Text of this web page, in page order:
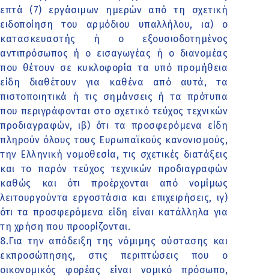
επτά (7) εργάσιμων ημερών από τη σχετική
ειδοποίηση του αρμόδιου υπαλλήλου, ια) ο
κατασκευαστής ή ο εξουσιοδοτημένος
αντιπρόσωπος ή ο εισαγωγέας ή ο διανομέας
που θέτουν σε κυκλοφορία τα υπό προμήθεια
είδη διαθέτουν για καθένα από αυτά, τα
πιστοποιητικά ή τις σημάνσεις ή τα πρότυπα
που περιγράφονται στο σχετικό τεύχος τεχνικών
προδιαγραφών, ιβ) ότι τα προσφερόμενα είδη
πληρούν όλους τους Ευρωπαϊκούς κανονισμούς,
την Ελληνική νομοθεσία, τις σχετικές διατάξεις
και το παρόν τεύχος τεχνικών προδιαγραφών
καθώς και ότι προέρχονται από νομίμως
λειτουργούντα εργοστάσια και επιχειρήσεις, ιγ)
ότι τα προσφερόμενα είδη είναι κατάλληλα για
τη χρήση που προορίζονται.
8.Για την απόδειξη της νόμιμης σύστασης και
εκπροσώπησης, στις περιπτώσεις που ο
οικονομικός φορέας είναι νομικό πρόσωπο,